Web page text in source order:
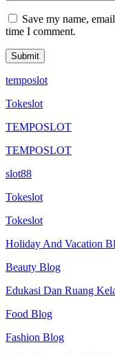
Save my name,
time I comment.
temposlot
Tokeslot
TEMPOSLOT
TEMPOSLOT
slot88
Tokeslot
Tokeslot
Holiday And Vacation
Beauty Blog
Edukasi Dan Ruang
Food Blog
Fashion Blog